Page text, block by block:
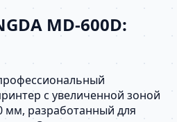
MD-600D:
с увеличенной зоной
мм, разработанный для